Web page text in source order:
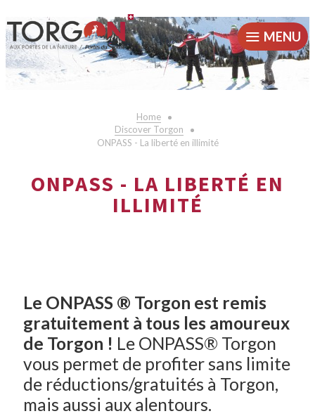
MENU
Home
Discover Torgon
ONPASS - La liberté en illimité
ONPASS - LA LIBERTÉ EN
ILLIMITÉ
Le ONPASS ® Torgon est remis
gratuitement à tous les amoureux
de Torgon ! Le ONPASS® Torgon
vous permet de profiter sans limite
de réductions/gratuités à Torgon,
mais aussi aux alentours.